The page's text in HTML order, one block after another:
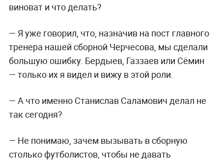
виноват и что делать?
— Я уже говорил, что, назначив на пост главного
тренера нашей сборной Черчесова, мы сделали
большую ошибку. Бердыев, Газзаев или Сёмин
— только их я видел и вижу в этой роли.
— А что именно Станислав Саламович делал не
так сегодня?
— Не понимаю, зачем вызывать в сборную
столько футболистов, чтобы не давать